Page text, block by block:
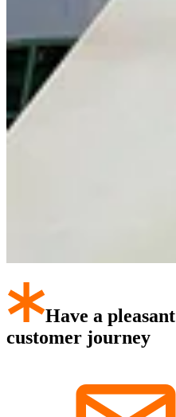
Have a pleasant
customer journey